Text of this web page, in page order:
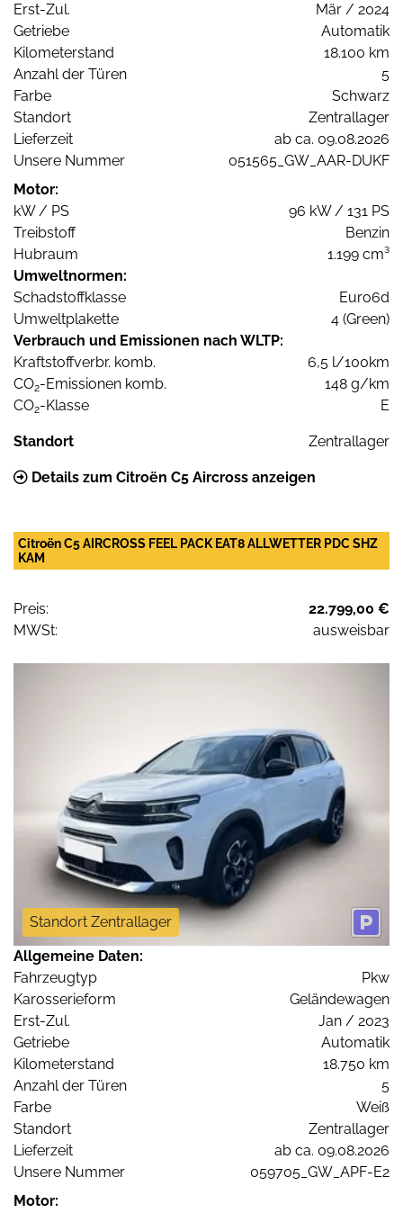
Erst-Zul.
Mär / 2024
Getriebe
Automatik
Kilometerstand
18.100 km
Anzahl der Türen
5
Farbe
Schwarz
Standort
Zentrallager
Lieferzeit
ab ca. 09.08.2026
Unsere Nummer
051565_GW_AAR-DUKF
Motor:
kW / PS
96 kW / 131 PS
Treibstoff
Benzin
Hubraum
1.199 cm³
Umweltnormen:
Schadstoffklasse
Euro6d
Umweltplakette
4 (Green)
Verbrauch und Emissionen nach WLTP:
Kraftstoffverbr. komb.
6,5 l/100km
CO2-Emissionen komb.
148 g/km
CO2-Klasse E
Standort Zentrallager
Details zum Citroën C5 Aircross anzeigen
Citroën C5 AIRCROSS FEEL PACK EAT8 ALLWETTER PDC SHZ
KAM
Preis:
22.799,00 €
MWSt:
ausweisbar
Standort Zentrallager
Allgemeine Daten:
Fahrzeugtyp
Pkw
Karosserieform
Geländewagen
Erst-Zul.
Jan / 2023
Getriebe
Automatik
Kilometerstand
18.750 km
Anzahl der Türen
5
Farbe
Weiß
Standort
Zentrallager
Lieferzeit
ab ca. 09.08.2026
Unsere Nummer
059705_GW_APF-E2
Motor: